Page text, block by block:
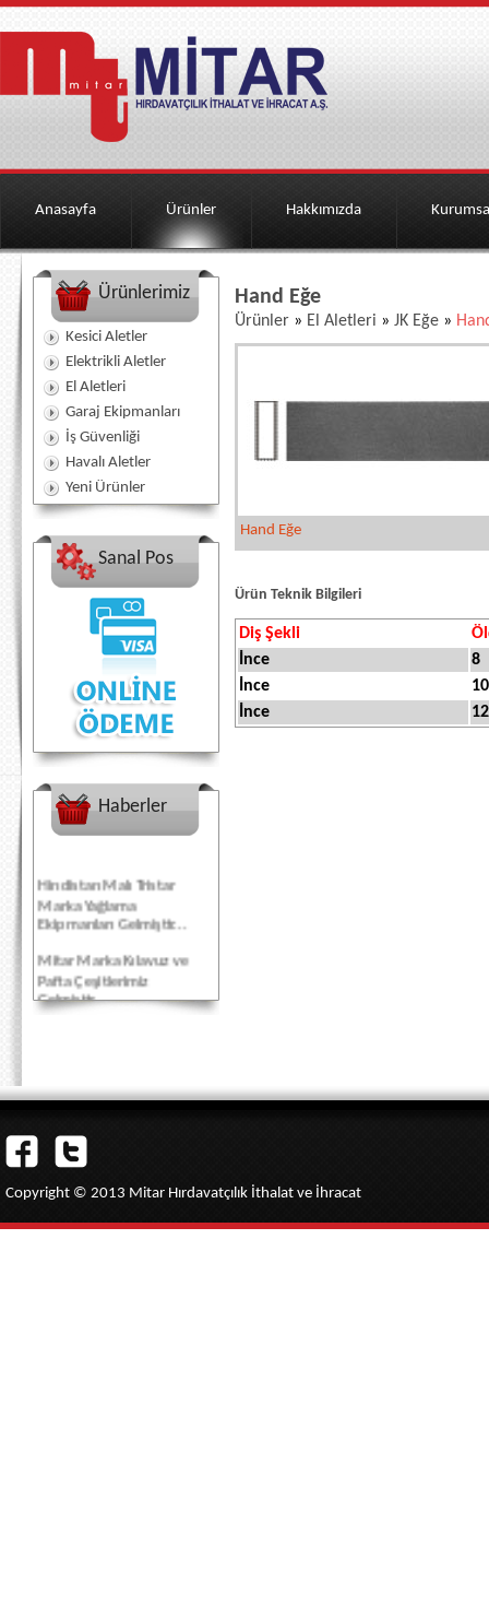
Anasayfa Ürünler Hakkımızda
Ürünlerimiz
Kesici Aletler
Elektrikli Aletler
El Aletleri
Garaj Ekipmanları
İş Güvenliği
Havalı Aletler
Yeni Ürünler
Sanal Pos
Haberler
Hindistan Malı Tristar
Marka Yağlama
Ekipmanları Gelmiştir...
Mitar Marka Kılavuz ve
Pafta Çeşitlerimiz
Gelmiştir...
Hand Eğe
Ürünler » El Aletleri » JK Eğe »
Hand Eğe
Ürün Teknik Bilgileri
Diş Şekli
İnce
8
İnce
10
İnce
12
Copyright © 2013 Mitar Hırdavatçılık İthalat ve İhracat